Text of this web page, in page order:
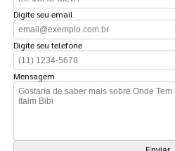
Digite seu email
Digite seu telefone
Mensagem